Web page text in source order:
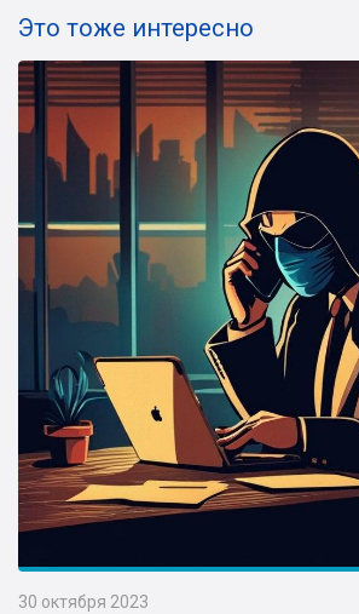
Это тоже интересно
30 октября 2023